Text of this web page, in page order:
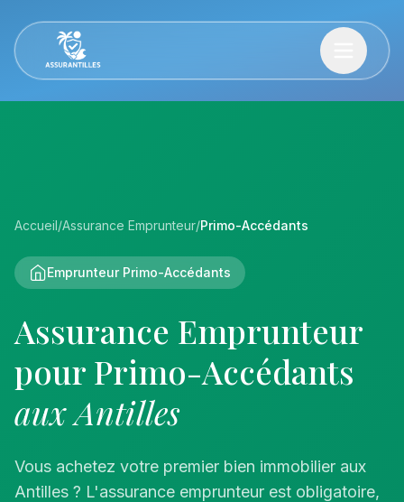
Accueil/Assurance Emprunteur/Primo-Accédants
Emprunteur Primo-Accédants
Assurance Emprunteur
pour Primo-Accédants
aux Antilles
Vous achetez votre premier bien immobilier aux
Antilles ? L'assurance emprunteur est obligatoire,